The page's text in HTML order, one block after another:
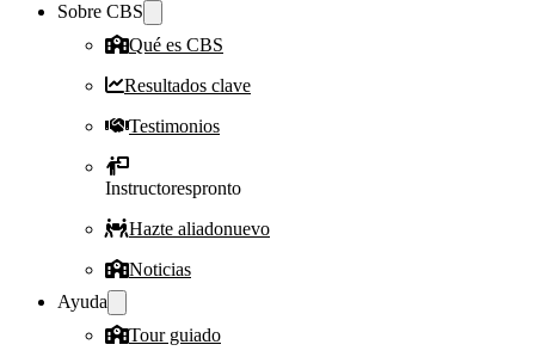
Sobre CBS
Qué es CBS
Resultados clave
Testimonios
Instructorespronto
Hazte aliadonuevo
Noticias
Ayuda
Tour guiado